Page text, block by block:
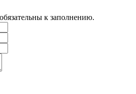
обязательны к заполнению.